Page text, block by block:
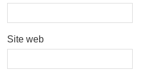
Site web